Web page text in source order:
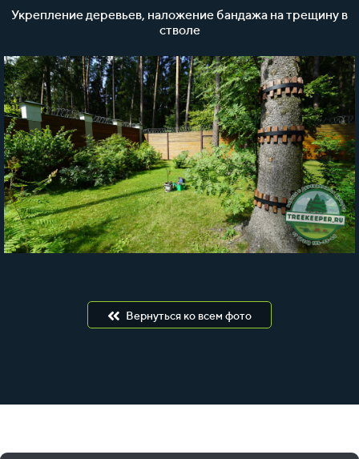
Укрепление деревьев, наложение бандажа на трещину в
стволе
Вернуться ко всем фото